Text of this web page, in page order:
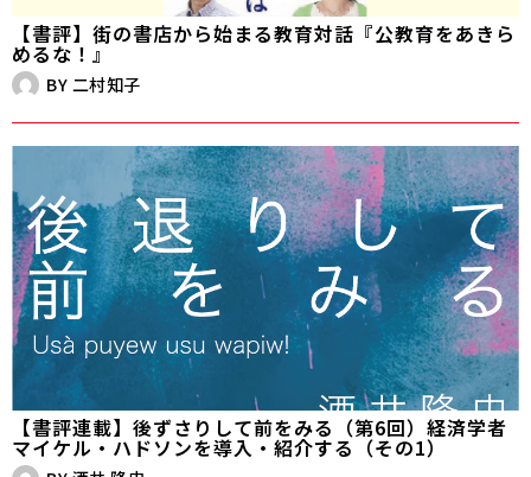
【書評】街の書店から始まる教育対話『公教育をあきら
めるな！』
BY 二村知子
【書評連載】後ずさりして前をみる（第6回）経済学者
マイケル・ハドソンを導入・紹介する（その1）